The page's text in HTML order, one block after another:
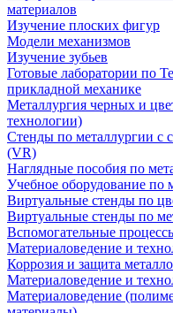
материалов
Изучение плоских фигур
Модели механизмов
Изучение зубьев
Готовые лаборатории по
прикладной механике
Металлургия черных и
технологии)
Cтенды по металлургии с
(VR)
Наглядные пособия по
Учебное оборудование по
Виртуальные стенды по
Виртуальные стенды по
Вспомогательные
Материаловедение и
Коррозия и защита
Материаловедение и
Материаловедение